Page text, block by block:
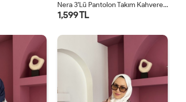
STD
Nera 3’lü Pantolon Takım Kahverengi
1,599 TL